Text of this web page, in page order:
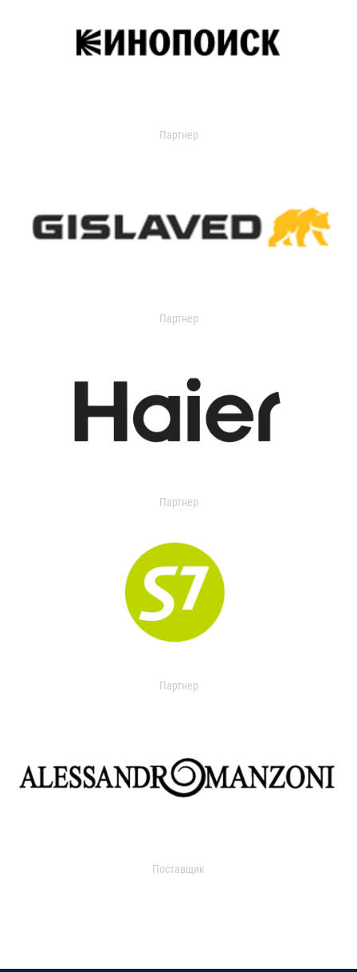
Партнер
Партнер
Партнер
Партнер
Поставщик